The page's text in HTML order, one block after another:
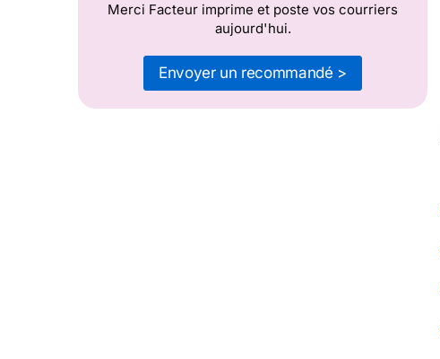
Merci Facteur imprime et poste vos courriers
aujourd'hui.
Envoyer un recommandé >